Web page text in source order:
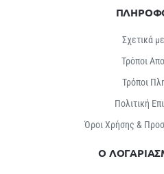
Σχετικά
Τρόποι
Τρόποι
Πολιτική
Όροι Χρήσης &
Ο